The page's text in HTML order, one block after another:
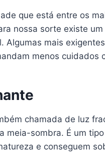
que está entre os
nossa sorte existe
Algumas mais
menos cuidados
chamada de luz
meia-sombra. É um
e conseguem